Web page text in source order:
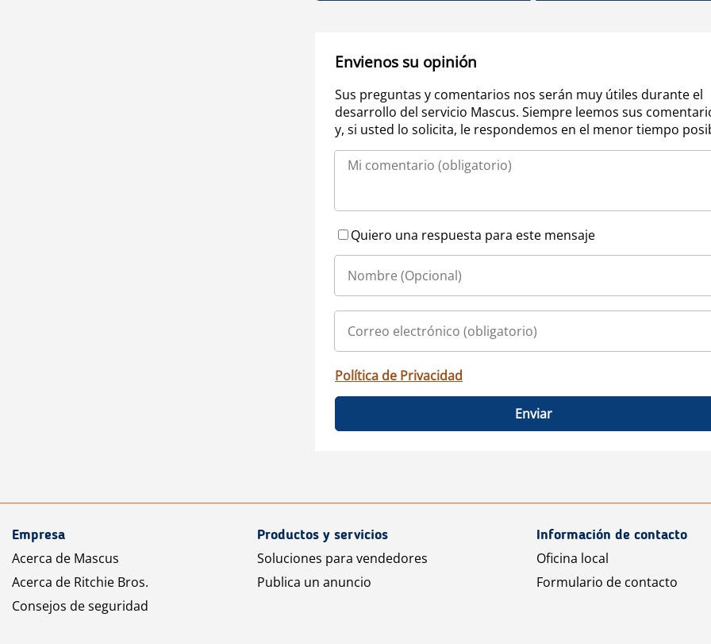
Envienos su opinión
Sus preguntas y comentarios nos serán muy útiles durante el
desarrollo del servicio Mascus. Siempre leemos sus
y, si usted lo solicita, le respondemos en el menor tiempo
Quiero una respuesta para este mensaje
Política de Privacidad
Enviar
Empresa
Acerca de Mascus
Acerca de Ritchie Bros.
Consejos de seguridad
Productos y servicios
Soluciones para vendedores
Publica un anuncio
Información de contacto
Oficina local
Formulario de contacto